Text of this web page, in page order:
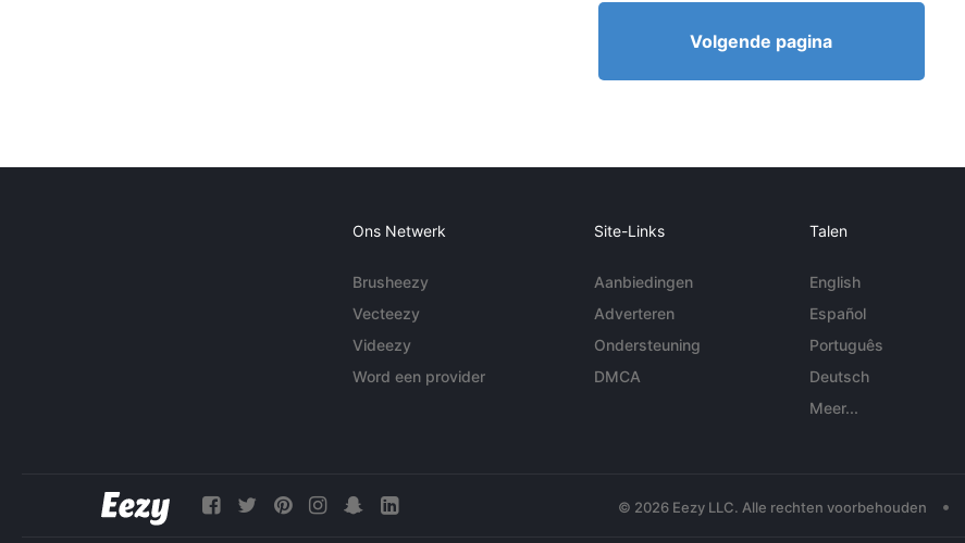
Volgende pagina
Ons Netwerk
Brusheezy
Vecteezy
Videezy
Word een provider
Site-Links
Aanbiedingen
Adverteren
Ondersteuning
DMCA
Talen
English
Español
Português
Deutsch
Meer...
© 2026 Eezy LLC. Alle rechten voorbehouden •